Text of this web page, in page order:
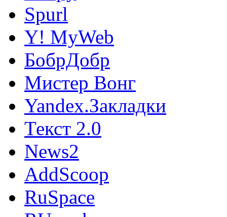
Spurl
Y! MyWeb
БобрДобр
Мистер Вонг
Yandex.Закладки
Текст 2.0
News2
AddScoop
RuSpace